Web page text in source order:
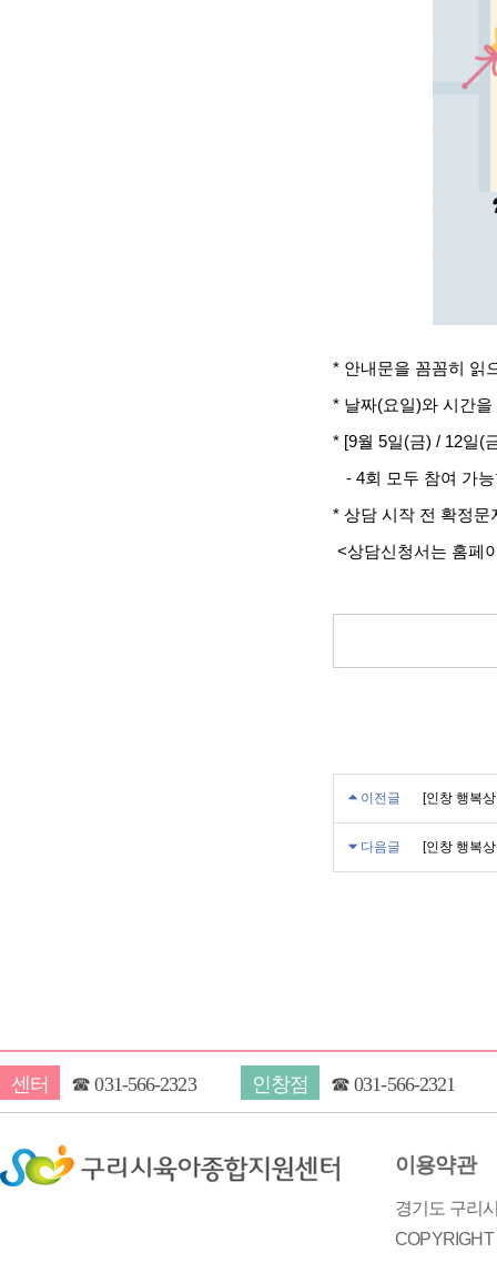
* 안내문을 꼼꼼히 읽
* 날짜(요일)와 시간
* [9월 5일(금) / 12일(
- 4회 모두 참여 가
* 상담 시작 전 확정문
<상담신청서는 홈페
이전글 [인창 행복
다음글 [인창 행복
센터 ☎031-566-2323 인창점 ☎031-566-2321
이용약관
경기도 구리